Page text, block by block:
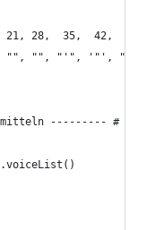
28,  35,  42,
"", "", "'", '"',
--------- #